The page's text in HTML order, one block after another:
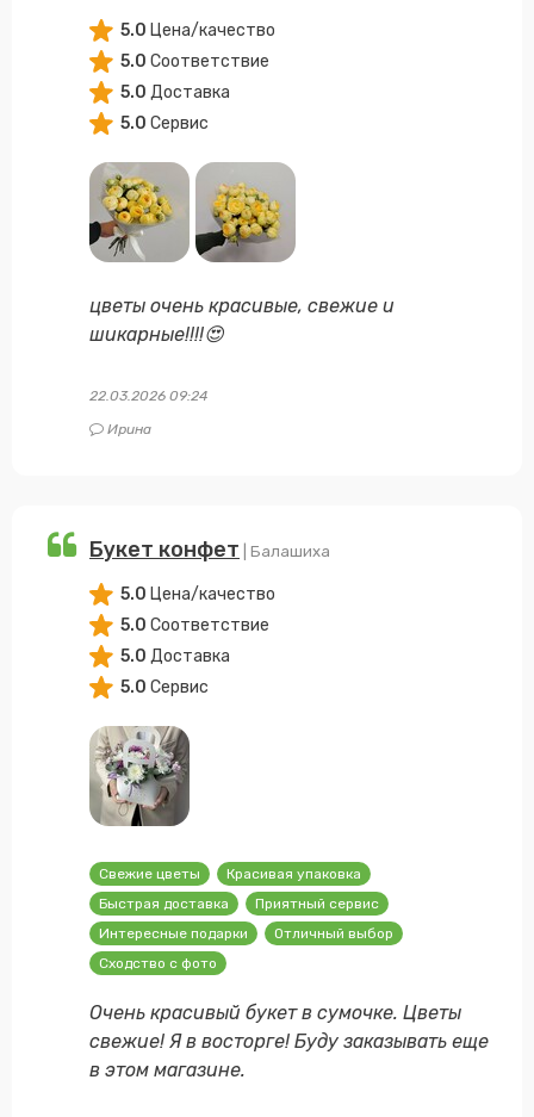
5.0 Цена/качество
5.0 Соответствие
5.0 Доставка
5.0 Сервис
цветы очень красивые, свежие и
шикарные!!!!😍
22.03.2026 09:24
Ирина
Букет конфет | Балашиха
5.0 Цена/качество
5.0 Соответствие
5.0 Доставка
5.0 Сервис
Свежие цветы
Красивая упаковка
Быстрая доставка
Приятный сервис
Интересные подарки
Отличный выбор
Сходство с фото
Очень красивый букет в сумочке. Цветы
свежие! Я в восторге! Буду заказывать еще
в этом магазине.